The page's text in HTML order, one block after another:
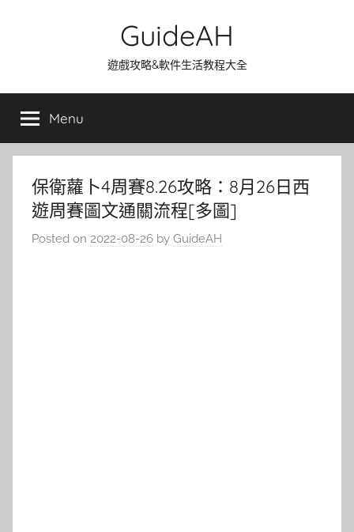
GuideAH
遊戲攻略&軟件生活教程大全
Menu
保衛蘿卜4周賽8.26攻略：8月26日西
遊周賽圖文通關流程[多圖]
Posted on 2022-08-26 by GuideAH